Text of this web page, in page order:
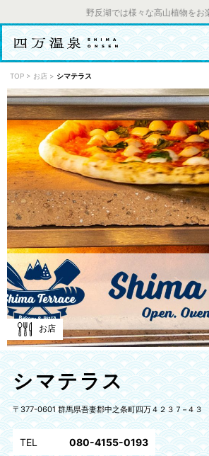
野反湖では様々な高山植物をお楽
温泉 宿 お店
体験 イベント ツア
中之条町その他のエリア
TOP > お店 > シマテラス
お店
シマテラス
〒377-0601 群馬県吾妻郡中之条町四万４２３７−４３
TEL 080-4155-0193